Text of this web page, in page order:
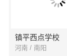
镇平西点学校
河南 / 南阳